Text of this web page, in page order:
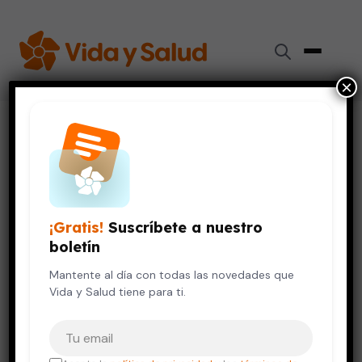
Videos de Salud
Infección en vías urinarias durante el embarazo
SALUD DE LA MUJER
Infección en vías urinarias
durante el embarazo
12 de octubre, 2023
¡Gratis! Suscríbete a nuestro
boletín
Mantente al día con todas las novedades que
Vida y Salud tiene para ti.
×